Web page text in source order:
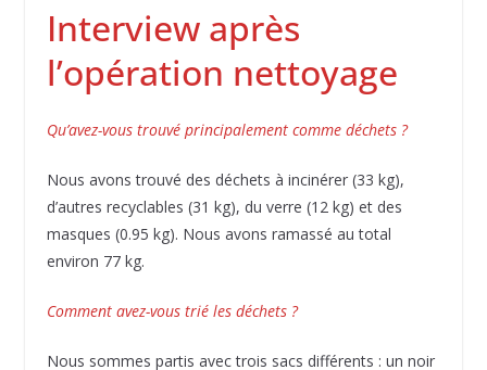
Interview après
l’opération nettoyage
Qu’avez-vous trouvé principalement comme déchets ?
Nous avons trouvé des déchets à incinérer (33 kg),
d’autres recyclables (31 kg), du verre (12 kg) et des
masques (0.95 kg). Nous avons ramassé au total
environ 77 kg.
Comment avez-vous trié les déchets ?
Nous sommes partis avec trois sacs différents : un noir